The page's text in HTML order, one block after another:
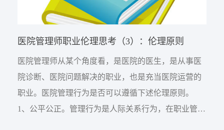
医院管理师职业伦理思考（3）：伦理原则
医院管理师从某个角度看，是医院的医生，是从事医
院诊断、医院问题解决的职业，也是充当医院运营的
职业。医院管理行为是否可以遵循下述伦理原则。
1、公平公正。管理行为是人际关系行为，在职业管理